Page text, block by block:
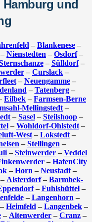
und
– Blankenese –
– Nienstedten – Osdorf–
– Sülldorf–
– Curslack –
– Neuengamme–
– Tatenberg–
Eilbek – Farmsen-Berne
Mellingstedt –
– Sasel– Steilshoop–
– Wohldorf-Ohlstedt–
West – Lokstedt –
– Stellingen –
– Steinwerder – Veddel
– HafenCity
– Horn – Neustadt–
Alsterdorf– Barmbek-
– Fuhlsbüttel–
– Langenhorn –
– Heimfeld – Langenbek –
– Altenwerder – Cranz –